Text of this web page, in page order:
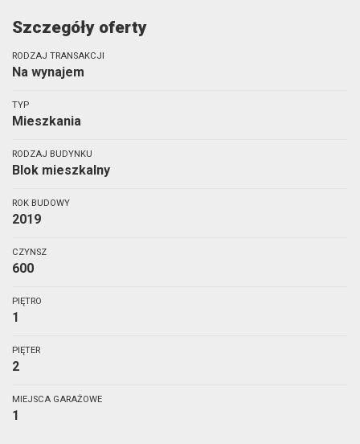
Szczegóły oferty
RODZAJ TRANSAKCJI
Na wynajem
TYP
Mieszkania
RODZAJ BUDYNKU
Blok mieszkalny
ROK BUDOWY
2019
CZYNSZ
600
PIĘTRO
1
PIĘTER
2
MIEJSCA GARAŻOWE
1